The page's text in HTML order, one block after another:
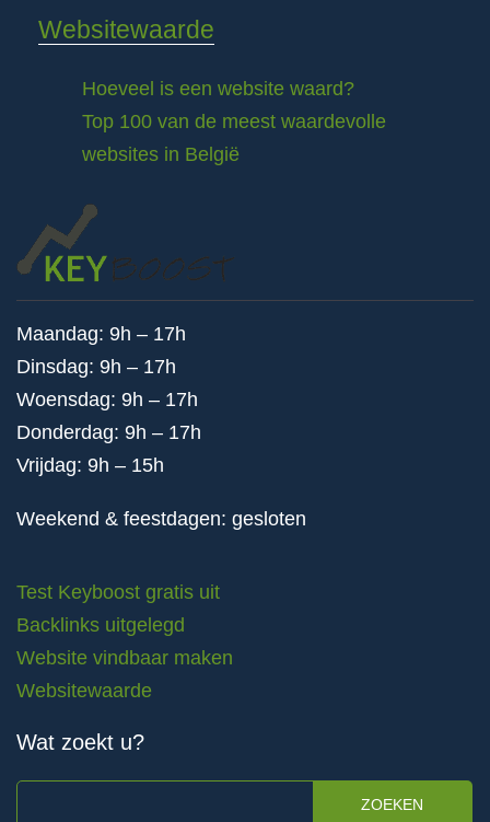
Websitewaarde
Hoeveel is een website waard?
Top 100 van de meest waardevolle
websites in België
Maandag: 9h – 17h
Dinsdag: 9h – 17h
Woensdag: 9h – 17h
Donderdag: 9h – 17h
Vrijdag: 9h – 15h
Weekend & feestdagen: gesloten
Test Keyboost gratis uit
Backlinks uitgelegd
Website vindbaar maken
Websitewaarde
Wat zoekt u?
ZOEKEN